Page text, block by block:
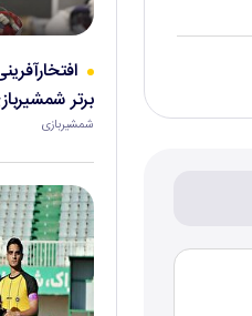
برتر
شمشیربازی